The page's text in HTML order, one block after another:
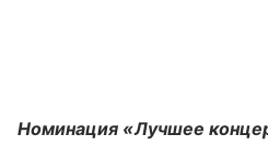
Номинация «Лучшее